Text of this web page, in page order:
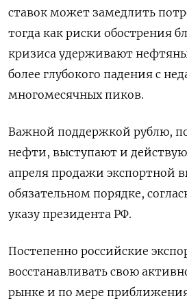
ставок может замедлить
тогда как риски обострения
кризиса удерживают
более глубокого падения с
многомесячных пиков.
Важной поддержкой рублю,
нефти, выступают и
апреля продажи экспортной
обязательном порядке,
указу президента РФ.
Постепенно российские
восстанавливать свою
рынке и по мере